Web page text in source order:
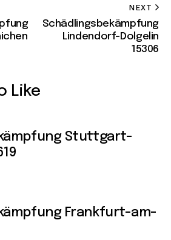
NEXT
Schädlingsbekämpfung
Lindendorf-Dolgelin
15306
Like
Stuttgart-
Frankfurt-am-